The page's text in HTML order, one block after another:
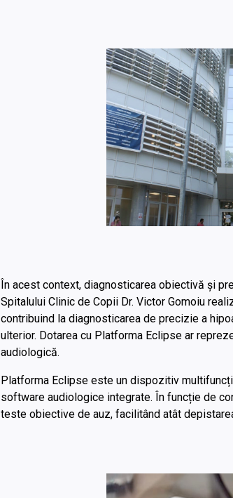
În acest context, diagnosticarea obiectivă și
Spitalului Clinic de Copii Dr. Victor Gomoiu
contribuind la diagnosticarea de precizie a
ulterior. Dotarea cu Platforma Eclipse ar
audiologică.
Platforma Eclipse este un dispozitiv
software audiologice integrate. În funcție de
teste obiective de auz, facilitând atât